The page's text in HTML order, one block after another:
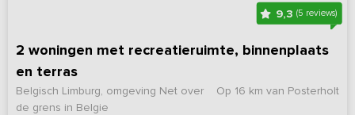
9,3(5 reviews)
2 woningen met recreatieruimte, binnenplaats
en terras
Op 16 km van Posterholt
Belgisch Limburg, omgeving Net over
de grens in Belgie